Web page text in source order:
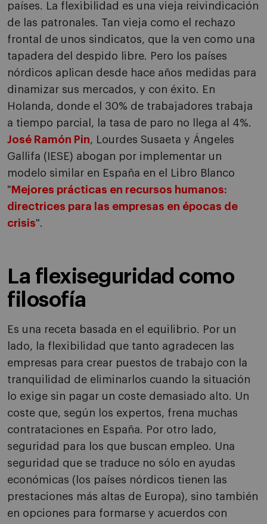
países. La flexibilidad es una vieja reivindicación
de las patronales. Tan vieja como el rechazo
frontal de unos sindicatos, que la ven como una
tapadera del despido libre. Pero los países
nórdicos aplican desde hace años medidas para
dinamizar sus mercados, y con éxito. En
Holanda, donde el 30% de trabajadores trabaja
a tiempo parcial, la tasa de paro no llega al 4%.
José Ramón Pin, Lourdes Susaeta y Ángeles
Gallifa (IESE) abogan por implementar un
modelo similar en España en el Libro Blanco
" Mejores prácticas en recursos humanos:
directrices para las empresas en épocas de
crisis".
La flexiseguridad como
filosofía
Es una receta basada en el equilibrio. Por un
lado, la flexibilidad que tanto agradecen las
empresas para crear puestos de trabajo con la
tranquilidad de eliminarlos cuando la situación
lo exige sin pagar un coste demasiado alto. Un
coste que, según los expertos, frena muchas
contrataciones en España. Por otro lado,
seguridad para los que buscan empleo. Una
seguridad que se traduce no sólo en ayudas
económicas (los países nórdicos tienen las
prestaciones más altas de Europa), sino también
en opciones para formarse y acuerdos con